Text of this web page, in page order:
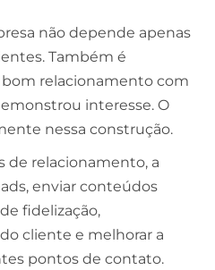
não depende apenas
Também é
relacionamento com
interesse. O
nessa construção.
de relacionamento, a
enviar conteúdos
fidelização,
cliente e melhorar a
pontos de contato.